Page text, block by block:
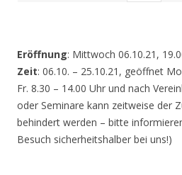
Eröffnung: Mittwoch 06.10.21,
Zeit: 06.10. – 25.10.21, geöffnet
Fr. 8.30 – 14.00 Uhr und nach
oder Seminare kann zeitweise der
behindert werden – bitte
Besuch sicherheitshalber bei uns!)